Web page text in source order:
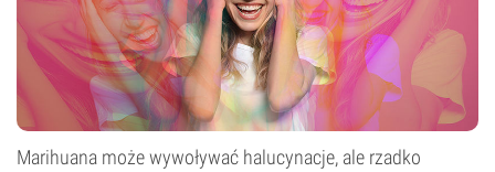
Marihuana może wywoływać halucynacje, ale rzadko